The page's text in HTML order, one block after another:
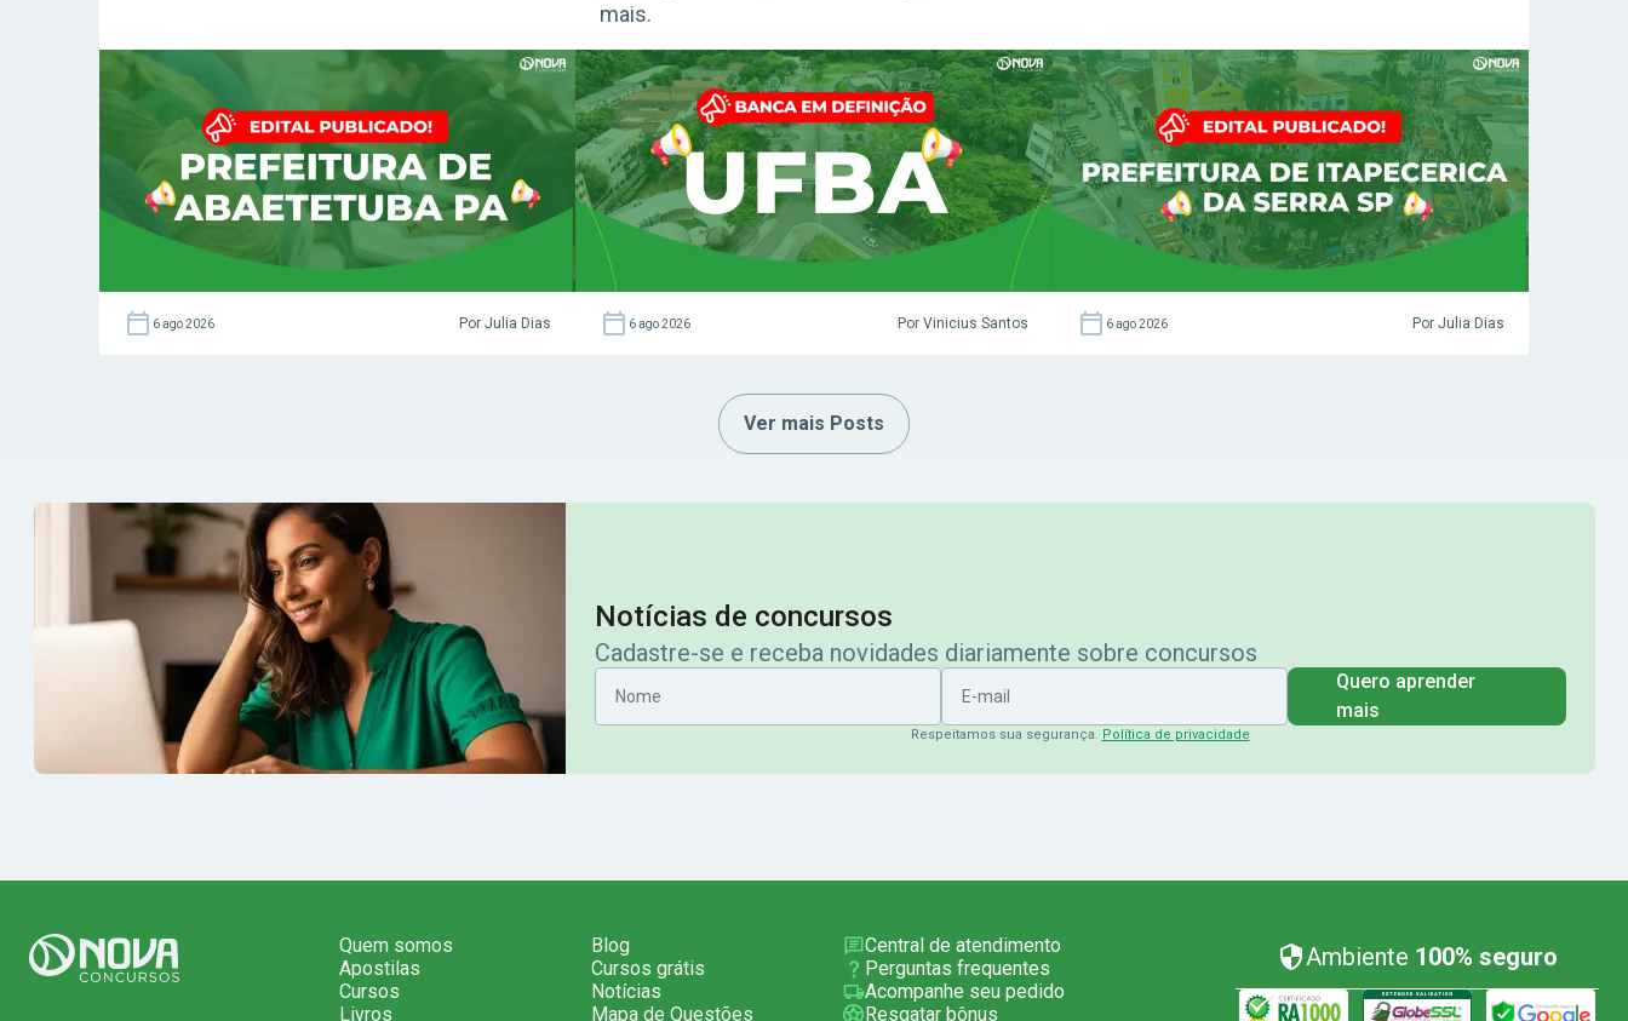
6 ago 2026 Por Julia Dias
mais.
6 ago 2026 Por Vinicius Santos 6 ago 2026 Por Julia Dias
Ver mais Posts
Notícias de concursos
Cadastre-se e receba novidades diariamente sobre concursos
Nome
E-mail
Quero aprender
mais
Respeitamos sua segurança. Política de privacidade
Quem somos
Apostilas
Cursos
Livros
Blog
Cursos grátis
Notícias
Mapa de Questões
Central de atendimento
Perguntas frequentes
Acompanhe seu pedido
Resgatar bônus
Ambiente 100% seguro